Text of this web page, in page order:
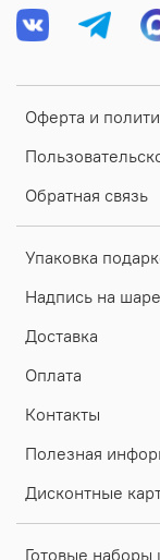
Оферта и
Обратная связь
Упаковка
Надпись на шаре
Доставка
Оплата
Контакты
Полезная
Дисконтные
Готовые наборы